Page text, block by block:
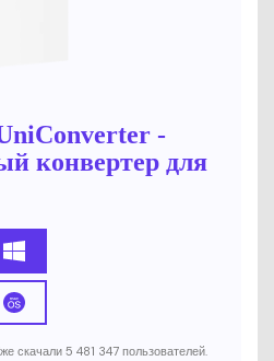
-
конвертер для
скачали 5 481 347 пользователей.